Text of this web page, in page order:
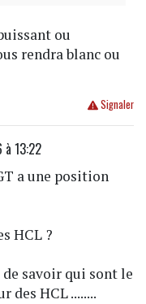
ou
rendra blanc ou
Signaler
13:22
a une position
HCL ?
savoir qui sont le
des HCL ........